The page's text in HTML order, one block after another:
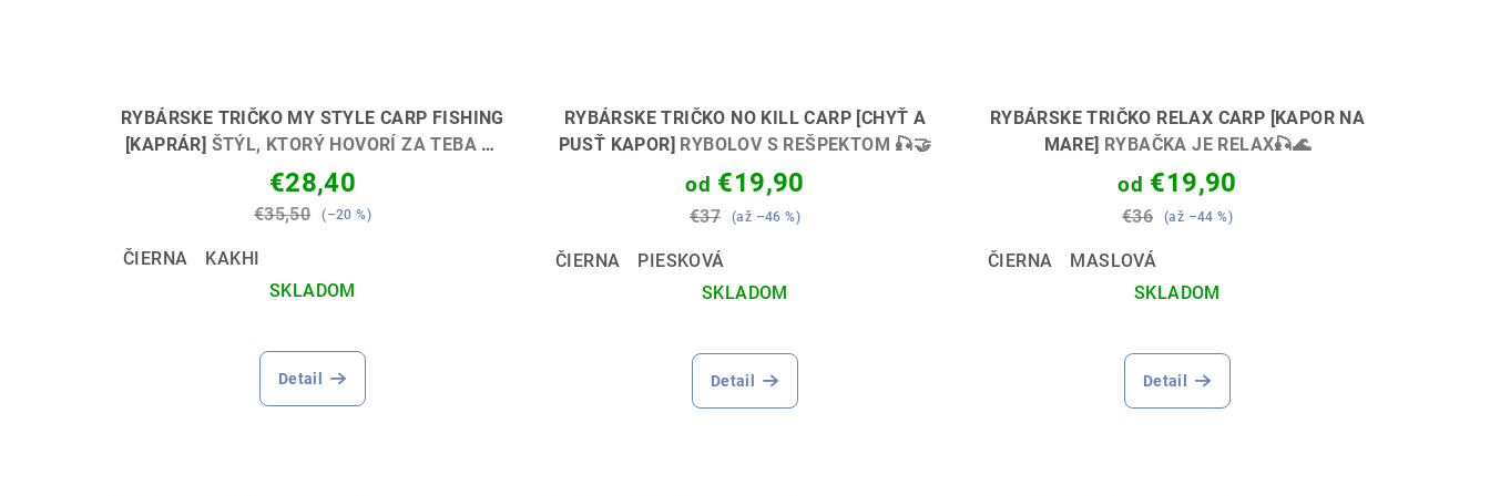
RYBÁRSKE TRIČKO MY STYLE CARP FISHING
[KAPRÁR] ŠTÝL, KTORÝ HOVORÍ ZA TEBA 🎣
🐟
€28,40
€35,50 (–20 %)
ČIERNA
KAKHI
SKLADOM
hodnotenie
produktu
je
Detail
RYBÁRSKE TRIČKO NO KILL CARP [CHYŤ A
PUSŤ KAPOR] RYBOLOV S REŠPEKTOM 🎣🤝
od €19,90
€37 (až –46 %)
ČIERNA
PIESKOVÁ
SKLADOM
Detail
RYBÁRSKE TRIČKO RELAX CARP [KAPOR NA
MARE] RYBAČKA JE RELAX🎣🌊
od €19,90
€36 (až –44 %)
ČIERNA
MASLOVÁ
SKLADOM
Detail